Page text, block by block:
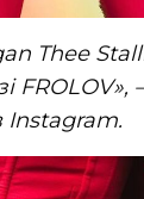
Thee
FROLOV»,
Instagram.